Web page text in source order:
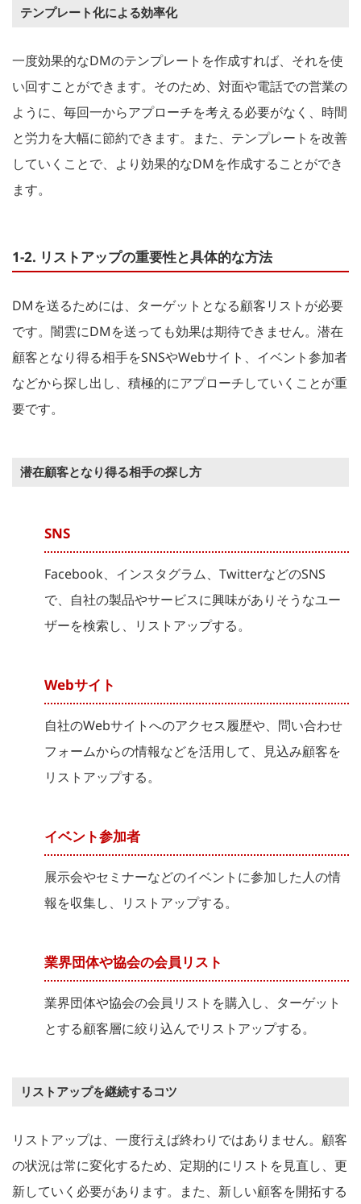
テンプレート化による効率化
一度効果的なDMのテンプレートを作成すれば、それを使
い回すことができます。そのため、対面や電話での営業の
ように、毎回一からアプローチを考える必要がなく、時間
と労力を大幅に節約できます。また、テンプレートを改善
していくことで、より効果的なDMを作成することができ
ます。
1-2. リストアップの重要性と具体的な方法
DMを送るためには、ターゲットとなる顧客リストが必要
です。闇雲にDMを送っても効果は期待できません。潜在
顧客となり得る相手をSNSやWebサイト、イベント参加者
などから探し出し、積極的にアプローチしていくことが重
要です。
潜在顧客となり得る相手の探し方
SNS
Facebook、インスタグラム、TwitterなどのSNS
で、自社の製品やサービスに興味がありそうなユー
ザーを検索し、リストアップする。
Webサイト
自社のWebサイトへのアクセス履歴や、問い合わせ
フォームからの情報などを活用して、見込み顧客を
リストアップする。
イベント参加者
展示会やセミナーなどのイベントに参加した人の情
報を収集し、リストアップする。
業界団体や協会の会員リスト
業界団体や協会の会員リストを購入し、ターゲット
とする顧客層に絞り込んでリストアップする。
リストアップを継続するコツ
リストアップは、一度行えば終わりではありません。顧客
の状況は常に変化するため、定期的にリストを見直し、更
新していく必要があります。また、新しい顧客を開拓する